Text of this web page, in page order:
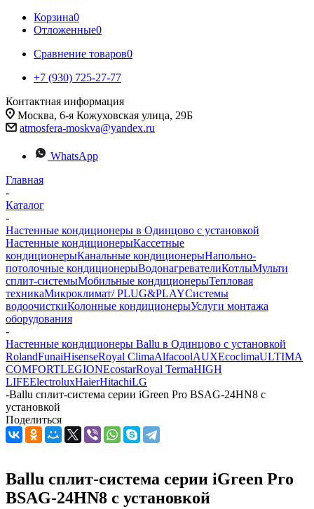
Корзина0
Отложенные0
Сравнение товаров0
+7 (930) 725-27-77
Контактная информация
Москва, 6-я Кожуховская улица, 29Б
atmosfera-moskva@yandex.ru
WhatsApp
Главная
-
Каталог
-
Настенные кондиционеры в Одинцово с установкой
Настенные кондиционерыКассетные
кондиционерыКанальные кондиционерыНапольно-
потолочные кондиционерыВодонагревателиКотлыМульти
сплит-системыМобильные кондиционерыТепловая
техникаМикроклимат/ PLUG&PLAYСистемы
водоочисткиКолонные кондиционерыУслуги монтажа
оборудования
-
Настенные кондиционеры Ballu в Одинцово с установкой
RolandFunaiHisenseRoyal ClimaAlfacoolAUXEcoclimaULTIMA
COMFORTLEGIONEcostarRoyal TermaHIGH
LIFEElectroluxHaierHitachiLG
-Ballu сплит-система серии iGreen Pro BSAG-24HN8 с
установкой
Поделиться
Ballu сплит-система серии iGreen Pro
BSAG-24HN8 с установкой